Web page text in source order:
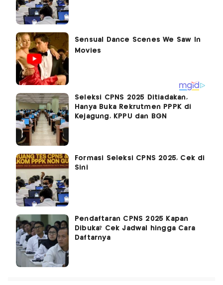
Seleksi CPNS 2025 Ditiadakan,
Hanya Buka Rekrutmen PPPK di
Kejagung, KPPU dan BGN
Formasi Seleksi CPNS 2025, Cek di
Sini
Pendaftaran CPNS 2025 Kapan
Dibuka? Cek Jadwal hingga Cara
Daftarnya